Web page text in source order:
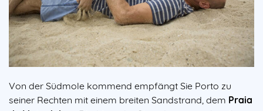
Von der Südmole kommend empfängt Sie Porto zu
seiner Rechten mit einem breiten Sandstrand, dem Praia